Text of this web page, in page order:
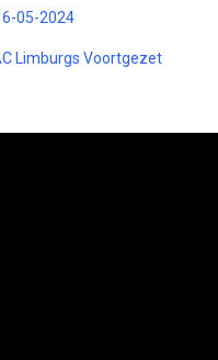
05-2024
Limburgs Voortgezet